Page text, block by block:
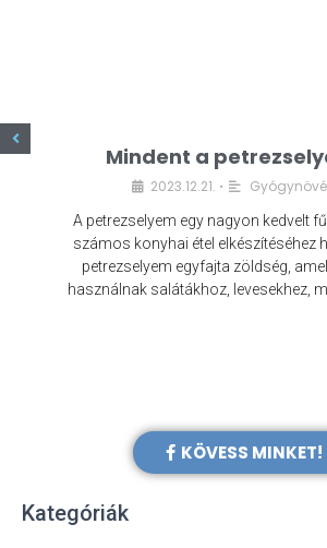
Mindent a
2023.12.21. •
A petrezselyem egy nagyon kedvelt
számos konyhai étel elkészítéséhez
petrezselyem egyfajta zöldség,
használnak salátákhoz, levesekhez,
KÖVESS MINKET!
Kategóriák